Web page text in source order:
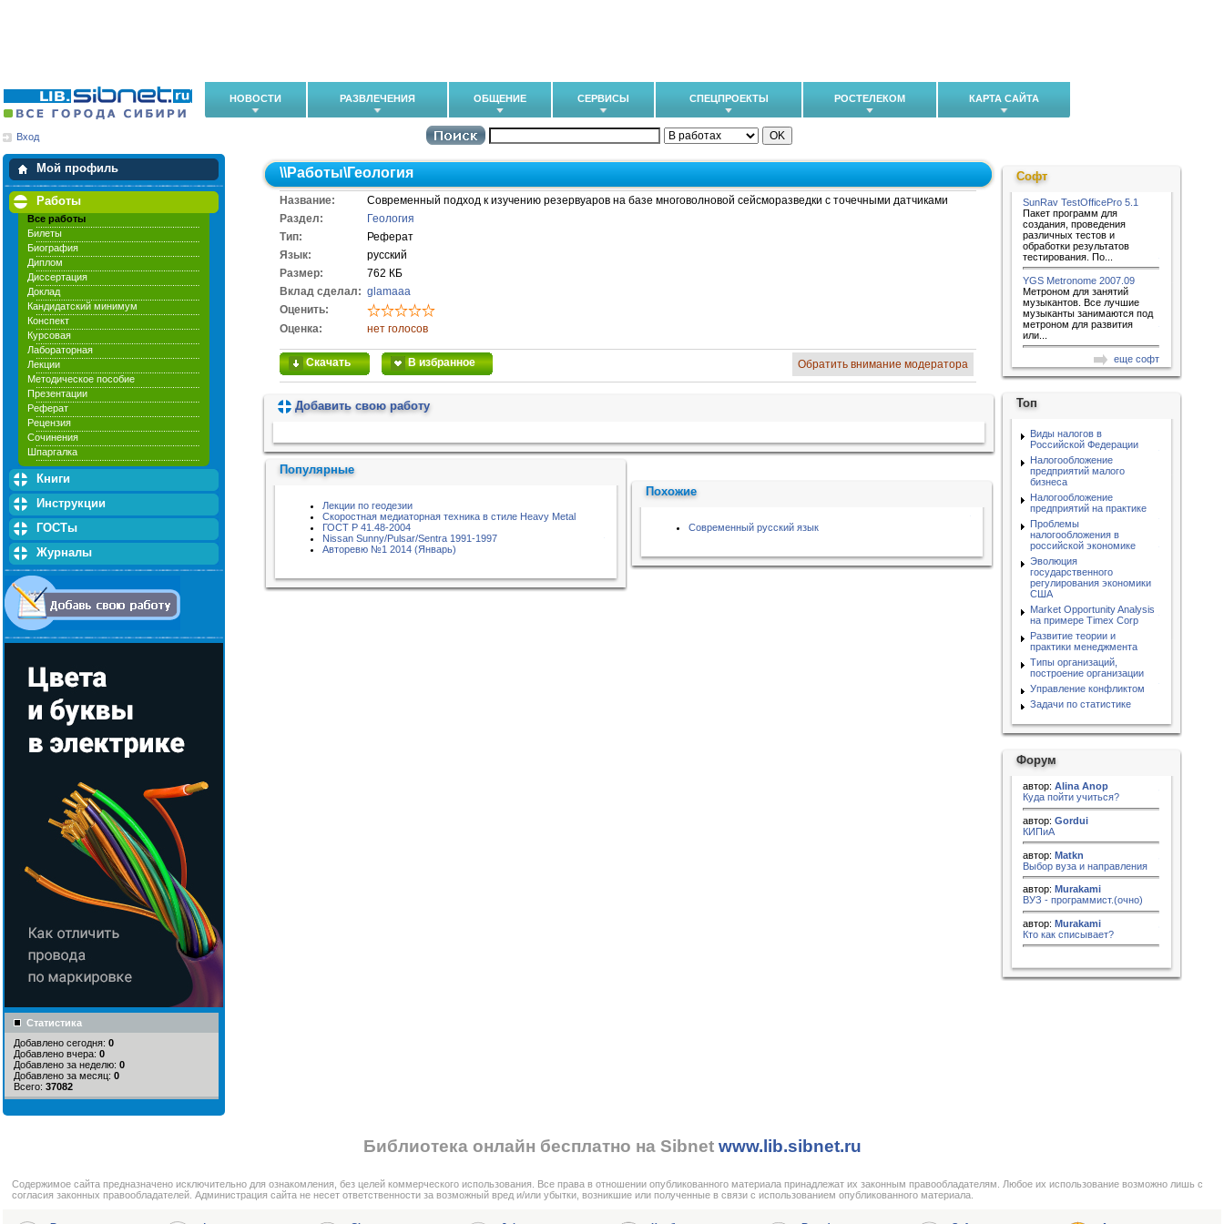
НОВОСТИ РАЗВЛЕЧЕНИЯ ОБЩЕНИЕ СЕРВИСЫ СПЕЦПРОЕКТЫ РОСТЕЛЕКОМ КАРТА САЙТА
Вход
Мой профиль
Мои закладки
Работы
Все работы
Билеты
Биография
Диплом
Диссертация
Доклад
Кандидатский минимум
Конспект
Курсовая
Лабораторная
Лекции
Методическое пособие
Презентации
Реферат
Рецензия
Сочинения
Шпаргалка
Книги
Инструкции
ГОСТы
Журналы
Статистика
Добавлено сегодня: 0
Добавлено вчера: 0
Добавлено за неделю: 0
Добавлено за месяц: 0
Всего: 37082
\\Работы\Геология
Название:
Современный подход к изучению резервуаров на базе многоволновой сейсморазведки с точечными датчиками
Раздел:
Геология
Тип:
Реферат
Язык:
русский
Размер:
762 КБ
Вклад сделал: glamaaa
Оценить:
Оценка:
нет голосов
Скачать В избранное Обратить внимание модератора
Добавить свою работу
Популярные
Лекции по геодезии
Скоростная медиаторная техника в стиле Heavy Metal
ГОСТ Р 41.48-2004
Nissan Sunny/Pulsar/Sentra 1991-1997
Авторевю №1 2014 (Январь)
Похожие
Современный русский язык
Софт
SunRav TestOfficePro 5.1
Пакет программ для
создания, проведения
различных тестов и
обработки результатов
тестирования. По...
YGS Metronome 2007.09
Метроном для занятий
музыкантов. Все лучшие
музыканты занимаются под
метроном для развития
или...
еще софт
Топ
Виды налогов в
Российской Федерации
Налогообложение
предприятий малого
бизнеса
Налогообложение
предприятий на практике
Проблемы
налогообложения в
российской экономике
Эволюция
государственного
регулирования экономики
США
Market Opportunity Analysis
на примере Timex Corp
Развитие теории и
практики менеджмента
Типы организаций,
построение организации
Управление конфликтом
Задачи по статистике
Форум
автор: Alina Anop
Куда пойти учиться?
автор: Gordui
КИПиА
автор: Matkn
Выбор вуза и направления
автор: Murakami
ВУЗ - программист.(очно)
автор: Murakami
Кто как списывает?
Библиотека онлайн бесплатно на Sibnet www.lib.sibnet.ru
Cодержимое сайта предназначено исключительно для ознакомления, без целей коммерческого использования. Все права в отношении опубликованного материала принадлежат их законным правообладателям. Любое их использование возможно лишь с
согласия законных правообладателей. Администрация сайта не несет ответственности за возможный вред и/или убытки, возникшие или полученные в связи с использованием опубликованного материала.